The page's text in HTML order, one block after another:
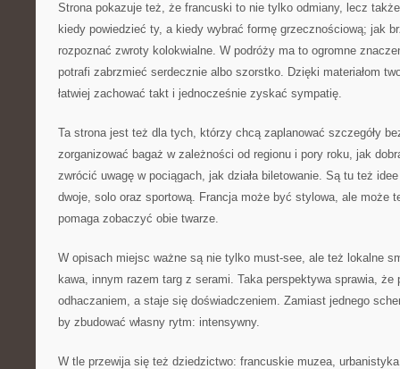
Strona pokazuje też, że francuski to nie tylko odmiany, lecz
kiedy powiedzieć ty, a kiedy wybrać formę grzecznościową; jak
rozpoznać zwroty kolokwialne. W podróży ma to ogromne
potrafi zabrzmieć serdecznie albo szorstko. Dzięki materiałom
łatwiej zachować takt i jednocześnie zyskać sympatię.
Ta strona jest też dla tych, którzy chcą zaplanować szczegóły
zorganizować bagaż w zależności od regionu i pory roku, jak
zwrócić uwagę w pociągach, jak działa biletowanie. Są tu też
dwoje, solo oraz sportową. Francja może być stylowa, ale może
pomaga zobaczyć obie twarze.
W opisach miejsc ważne są nie tylko must-see, ale też lokalne
kawa, innym razem targ z serami. Taka perspektywa sprawia, że
odhaczaniem, a staje się doświadczeniem. Zamiast jednego
by zbudować własny rytm: intensywny.
W tle przewija się też dziedzictwo: francuskie muzea,